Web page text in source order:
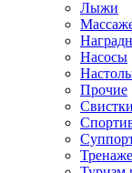
Лыжи
Насосы
Прочие
Свистки